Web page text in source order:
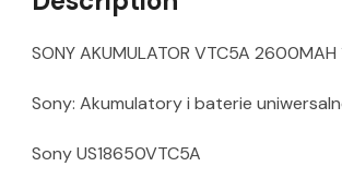
SONY AKUMULATOR VTC5A
Sony: Akumulatory i baterie
Sony US18650VTC5A